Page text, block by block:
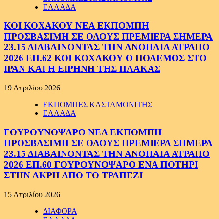
ΕΛΛΑΔΑ
ΚΟΙ ΚΟΧΑΚΟΥ ΝΕΑ ΕΚΠΟΜΠΗ
ΠΡΟΣΒΑΣΙΜΗ ΣΕ ΟΛΟΥΣ ΠΡΕΜΙΕΡΑ ΣΗΜΕΡΑ
23.15 ΔΙΑΒΑΙΝΟΝΤΑΣ ΤΗΝ ΑΝΟΠΑΙΑ ΑΤΡΑΠΟ
2026 ΕΠ.62 ΚΟΙ ΚΟΧΑΚΟΥ Ο ΠΟΛΕΜΟΣ ΣΤΟ
ΙΡΑΝ ΚΑΙ Η ΕΙΡΗΝΗ ΤΗΣ ΠΛΑΚΑΣ
19 Απριλίου 2026
ΕΚΠΟΜΠΕΣ ΚΑΣΤΑΜΟΝΙΤΗΣ
ΕΛΛΑΔΑ
ΓΟΥΡΟΥΝΟΨΑΡΟ ΝΕΑ ΕΚΠΟΜΠΗ
ΠΡΟΣΒΑΣΙΜΗ ΣΕ ΟΛΟΥΣ ΠΡΕΜΙΕΡΑ ΣΗΜΕΡΑ
23.15 ΔΙΑΒΑΙΝΟΝΤΑΣ ΤΗΝ ΑΝΟΠΑΙΑ ΑΤΡΑΠΟ
2026 ΕΠ.60 ΓΟΥΡΟΥΝΟΨΑΡΟ ΕΝΑ ΠΟΤΗΡΙ
ΣΤΗΝ ΑΚΡΗ ΑΠΟ ΤΟ ΤΡΑΠΕΖΙ
15 Απριλίου 2026
ΔΙΑΦΟΡΑ